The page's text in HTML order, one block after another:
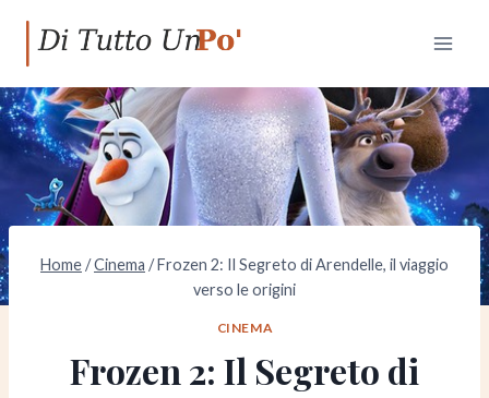
contenuto
Home/Cinema /Frozen 2: Il Segreto di Arendelle, il viaggio
verso le origini
CINEMA
Frozen 2: Il Segreto di